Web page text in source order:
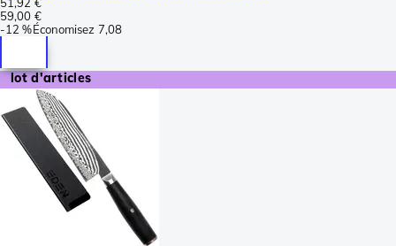
59,00 €
-12 %Économisez 7,08
lot d'articles